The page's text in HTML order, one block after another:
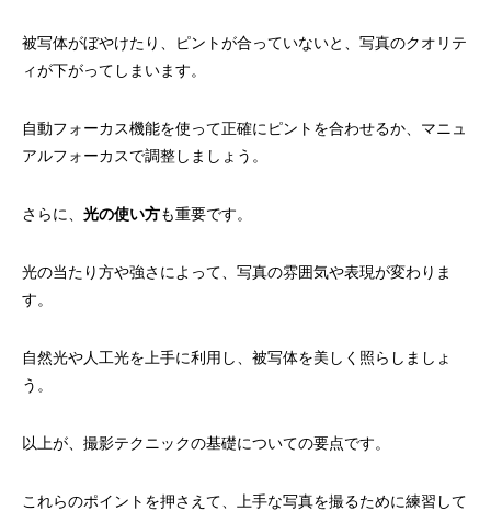
被写体がぼやけたり、ピントが合っていないと、写真のクオリテ
ィが下がってしまいます。
自動フォーカス機能を使って正確にピントを合わせるか、マニュ
アルフォーカスで調整しましょう。
さらに、 光の使い方も重要です。
光の当たり方や強さによって、写真の雰囲気や表現が変わりま
す。
自然光や人工光を上手に利用し、被写体を美しく照らしましょ
う。
以上が、撮影テクニックの基礎についての要点です。
これらのポイントを押さえて、上手な写真を撮るために練習して